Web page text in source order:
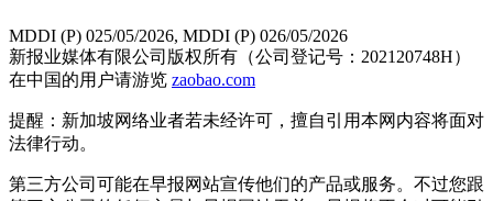
MDDI (P) 025/05/2026, MDDI (P) 026/05/2026
新报业媒体有限公司版权所有（公司登记号：202120748H）
在中国的用户请游览 zaobao.com
提醒：新加坡网络业者若未经许可，擅自引用本网内容将面对
法律行动。
第三方公司可能在早报网站宣传他们的产品或服务。不过您跟